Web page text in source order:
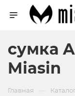
сумка
Miasin
Главная